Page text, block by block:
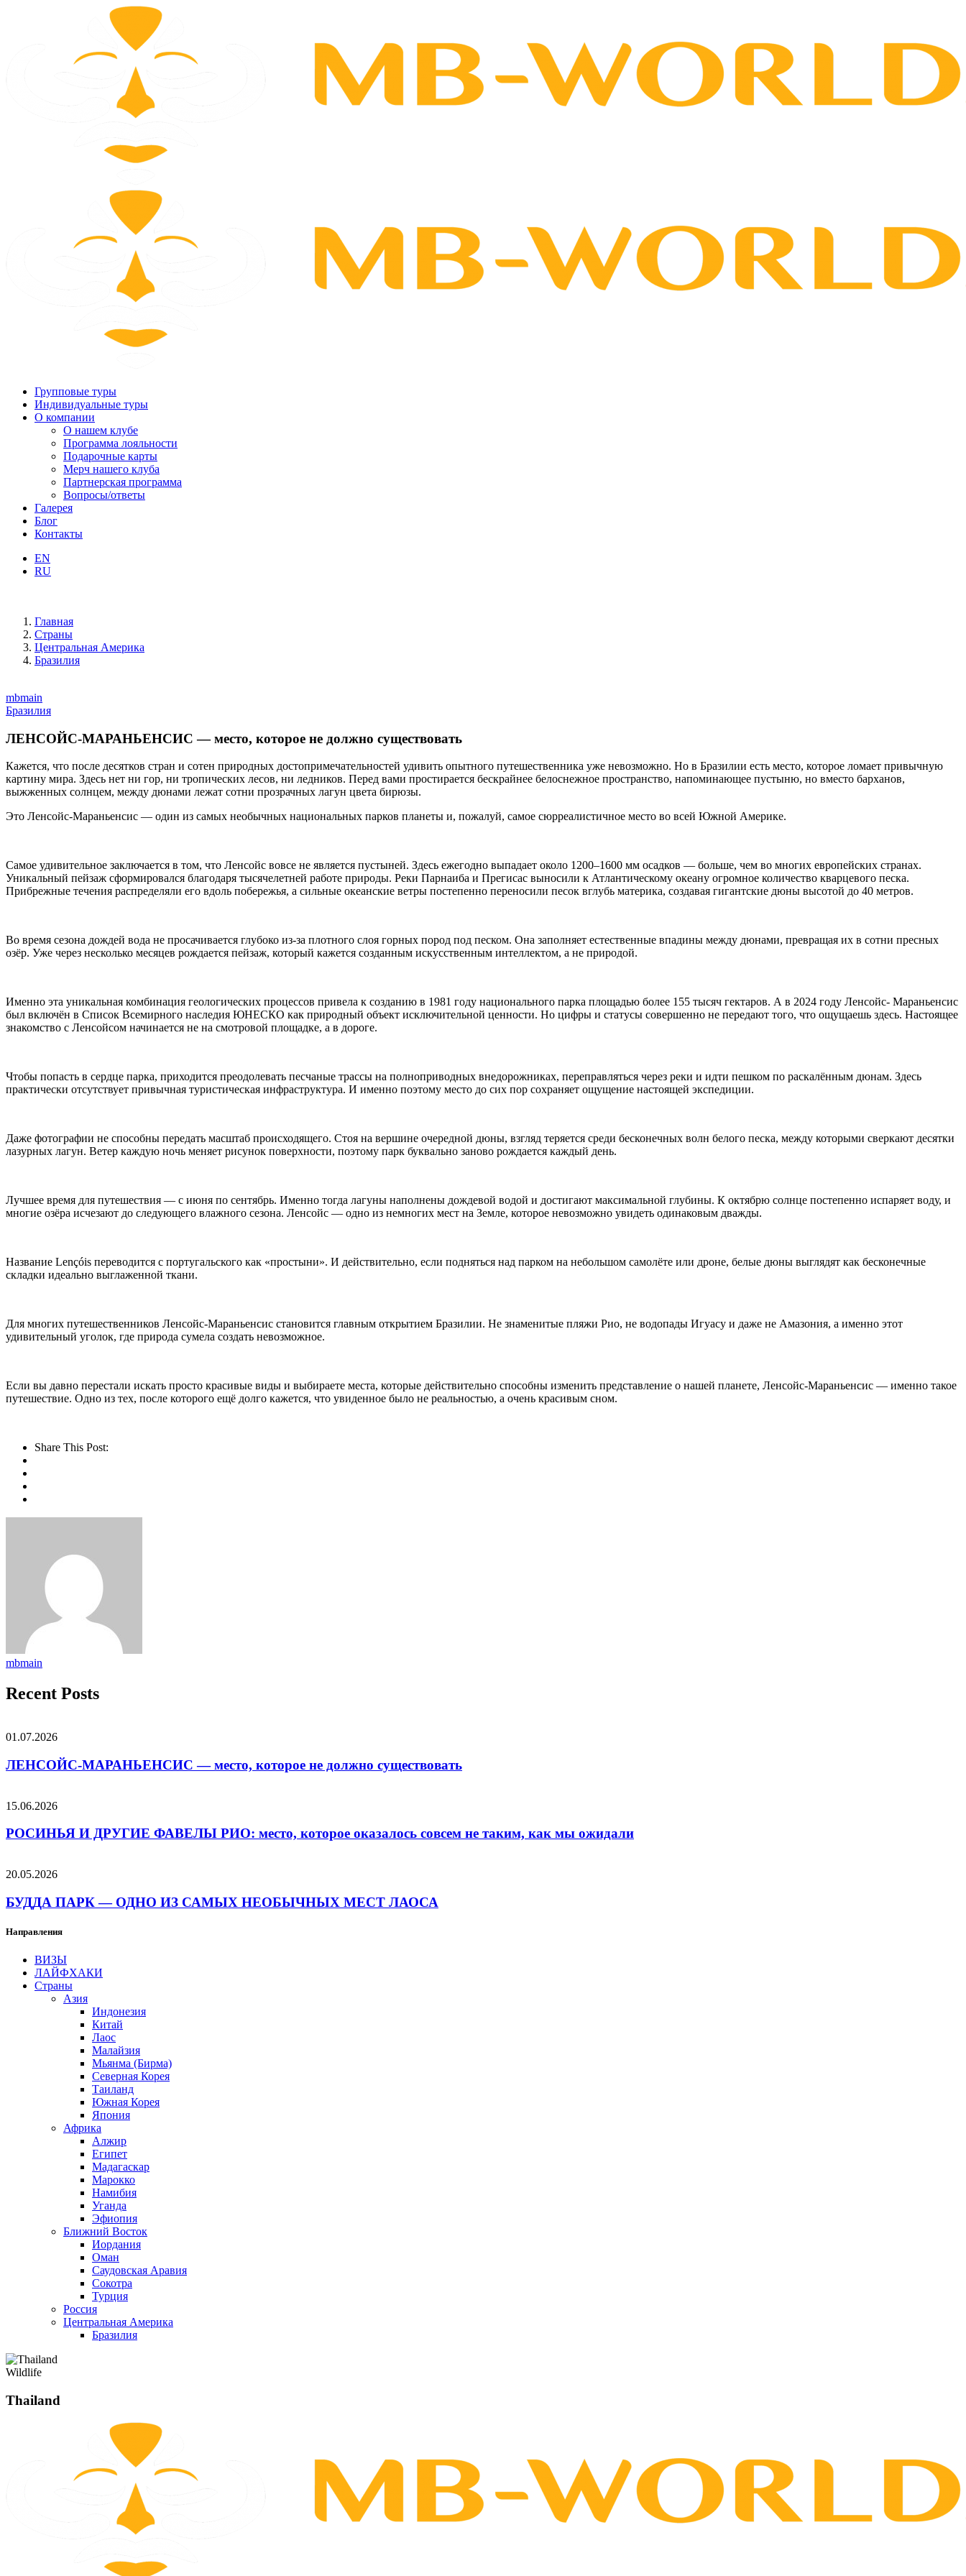
Групповые туры
Индивидуальные туры
О компании
О нашем клубе
Программа лояльности
Подарочные карты
Мерч нашего клуба
Партнерская программа
Вопросы/ответы
Галерея
Блог
Контакты
EN
RU
Главная
Страны
Центральная Америка
Бразилия
mbmain
Бразилия
ЛЕНСОЙС-МАРАНЬЕНСИС — место, которое не должно существовать
Кажется, что после десятков стран и сотен природных достопримечательностей удивить опытного путешественника уже невозможно. Но в Бразилии есть место, которое ломает привычную
картину мира. Здесь нет ни гор, ни тропических лесов, ни ледников. Перед вами простирается бескрайнее белоснежное пространство, напоминающее пустыню, но вместо барханов,
выжженных солнцем, между дюнами лежат сотни прозрачных лагун цвета бирюзы.
Это Ленсойс-Мараньенсис — один из самых необычных национальных парков планеты и, пожалуй, самое сюрреалистичное место во всей Южной Америке.
Самое удивительное заключается в том, что Ленсойс вовсе не является пустыней. Здесь ежегодно выпадает около 1200–1600 мм осадков — больше, чем во многих европейских странах.
Уникальный пейзаж сформировался благодаря тысячелетней работе природы. Реки Парнаиба и Прегисас выносили к Атлантическому океану огромное количество кварцевого песка.
Прибрежные течения распределяли его вдоль побережья, а сильные океанские ветры постепенно переносили песок вглубь материка, создавая гигантские дюны высотой до 40 метров.
Во время сезона дождей вода не просачивается глубоко из-за плотного слоя горных пород под песком. Она заполняет естественные впадины между дюнами, превращая их в сотни пресных
озёр. Уже через несколько месяцев рождается пейзаж, который кажется созданным искусственным интеллектом, а не природой.
Именно эта уникальная комбинация геологических процессов привела к созданию в 1981 году национального парка площадью более 155 тысяч гектаров. А в 2024 году Ленсойс- Мараньенсис
был включён в Список Всемирного наследия ЮНЕСКО как природный объект исключительной ценности. Но цифры и статусы совершенно не передают того, что ощущаешь здесь. Настоящее
знакомство с Ленсойсом начинается не на смотровой площадке, а в дороге.
Чтобы попасть в сердце парка, приходится преодолевать песчаные трассы на полноприводных внедорожниках, переправляться через реки и идти пешком по раскалённым дюнам. Здесь
практически отсутствует привычная туристическая инфраструктура. И именно поэтому место до сих пор сохраняет ощущение настоящей экспедиции.
Даже фотографии не способны передать масштаб происходящего. Стоя на вершине очередной дюны, взгляд теряется среди бесконечных волн белого песка, между которыми сверкают десятки
лазурных лагун. Ветер каждую ночь меняет рисунок поверхности, поэтому парк буквально заново рождается каждый день.
Лучшее время для путешествия — с июня по сентябрь. Именно тогда лагуны наполнены дождевой водой и достигают максимальной глубины. К октябрю солнце постепенно испаряет воду, и
многие озёра исчезают до следующего влажного сезона. Ленсойс — одно из немногих мест на Земле, которое невозможно увидеть одинаковым дважды.
Название Lençóis переводится с португальского как «простыни». И действительно, если подняться над парком на небольшом самолёте или дроне, белые дюны выглядят как бесконечные
складки идеально выглаженной ткани.
Для многих путешественников Ленсойс-Мараньенсис становится главным открытием Бразилии. Не знаменитые пляжи Рио, не водопады Игуасу и даже не Амазония, а именно этот
удивительный уголок, где природа сумела создать невозможное.
Если вы давно перестали искать просто красивые виды и выбираете места, которые действительно способны изменить представление о нашей планете, Ленсойс-Мараньенсис — именно такое
путешествие. Одно из тех, после которого ещё долго кажется, что увиденное было не реальностью, а очень красивым сном.
Share This Post:
mbmain
Recent Posts
01.07.2026
ЛЕНСОЙС-МАРАНЬЕНСИС — место, которое не должно существовать
15.06.2026
РОСИНЬЯ И ДРУГИЕ ФАВЕЛЫ РИО: место, которое оказалось совсем не таким, как мы ожидали
20.05.2026
БУДДА ПАРК — ОДНО ИЗ САМЫХ НЕОБЫЧНЫХ МЕСТ ЛАОСА
Направления
ВИЗЫ
ЛАЙФХАКИ
Страны
Азия
Индонезия
Китай
Лаос
Малайзия
Мьянма (Бирма)
Северная Корея
Таиланд
Южная Корея
Япония
Африка
Алжир
Египет
Мадагаскар
Марокко
Намибия
Уганда
Эфиопия
Ближний Восток
Иордания
Оман
Саудовская Аравия
Сокотра
Турция
Россия
Центральная Америка
Бразилия
Wildlife
Thailand